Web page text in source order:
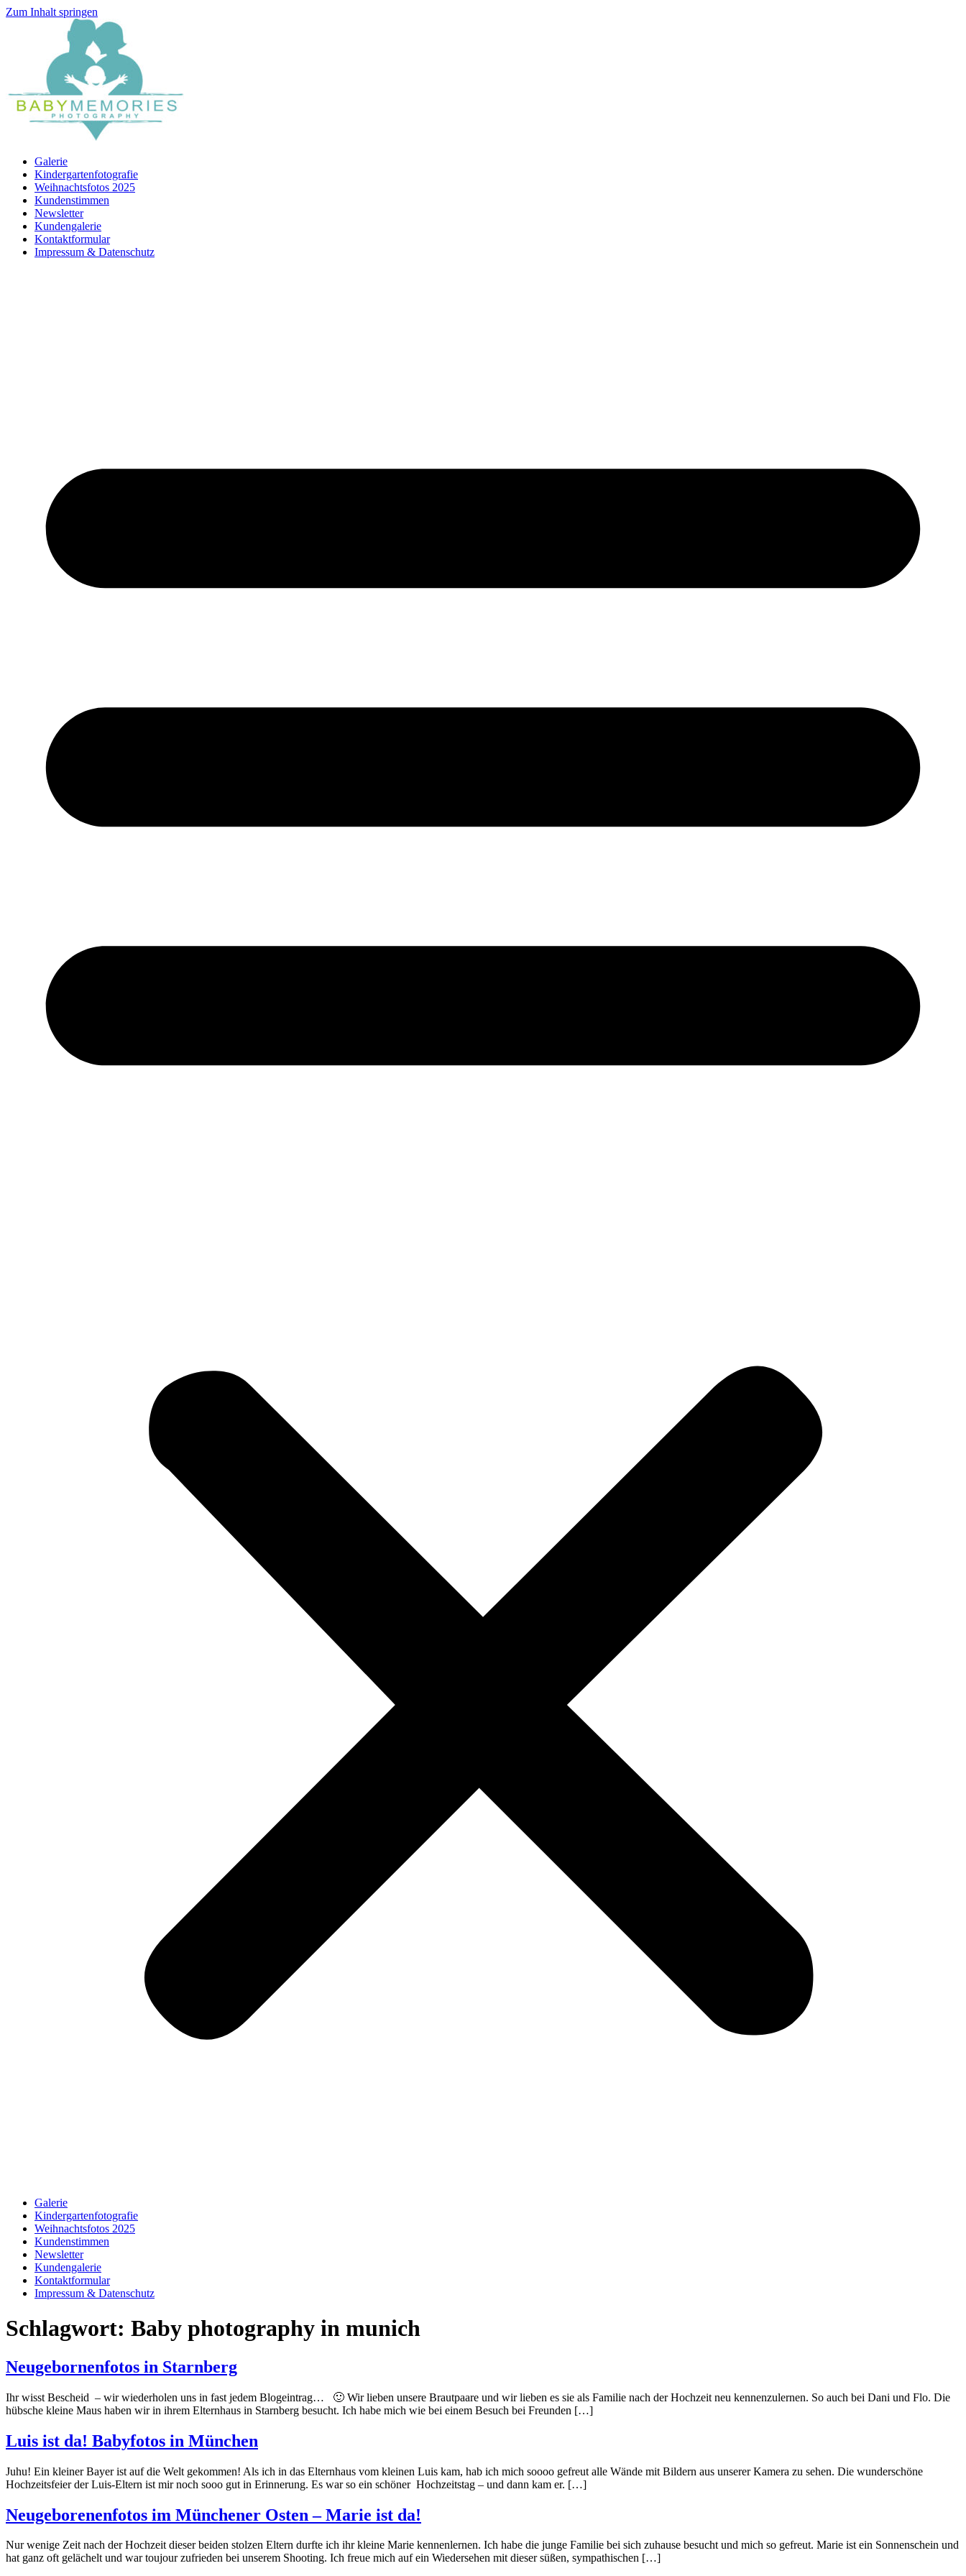
Zum Inhalt springen
Galerie
Kindergartenfotografie
Weihnachtsfotos 2025
Kundenstimmen
Newsletter
Kundengalerie
Kontaktformular
Impressum & Datenschutz
Galerie
Kindergartenfotografie
Weihnachtsfotos 2025
Kundenstimmen
Newsletter
Kundengalerie
Kontaktformular
Impressum & Datenschutz
Schlagwort: Baby photography in munich
Neugebornenfotos in Starnberg
Ihr wisst Bescheid – wir wiederholen uns in fast jedem Blogeintrag… 🙂 Wir lieben unsere Brautpaare und wir lieben es sie als Familie nach der Hochzeit neu kennenzulernen. So auch bei Dani und Flo. Die
hübsche kleine Maus haben wir in ihrem Elternhaus in Starnberg besucht. Ich habe mich wie bei einem Besuch bei Freunden […]
Luis ist da! Babyfotos in München
Juhu! Ein kleiner Bayer ist auf die Welt gekommen! Als ich in das Elternhaus vom kleinen Luis kam, hab ich mich soooo gefreut alle Wände mit Bildern aus unserer Kamera zu sehen. Die wunderschöne
Hochzeitsfeier der Luis-Eltern ist mir noch sooo gut in Erinnerung. Es war so ein schöner Hochzeitstag – und dann kam er. […]
Neugeborenenfotos im Münchener Osten – Marie ist da!
Nur wenige Zeit nach der Hochzeit dieser beiden stolzen Eltern durfte ich ihr kleine Marie kennenlernen. Ich habe die junge Familie bei sich zuhause besucht und mich so gefreut. Marie ist ein Sonnenschein und
hat ganz oft gelächelt und war toujour zufrieden bei unserem Shooting. Ich freue mich auf ein Wiedersehen mit dieser süßen, sympathischen […]